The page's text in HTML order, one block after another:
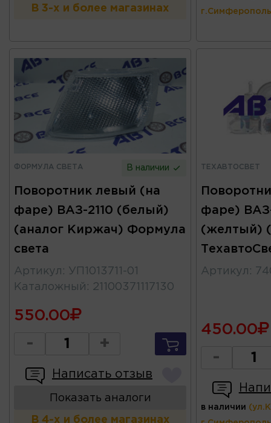
В 3-х и более магазинах
ФОРМУЛА СВЕТА В наличии
Поворотник левый (на
фаре) ВАЗ-2110 (белый)
(аналог Киржач) Формула
света
Артикул : УП1013711-01
Каталожный : 21100371117130
550.00
- +
Написать отзыв
Показать аналоги
В 4-х и более магазинах
ТЕХАВТОСВЕТ
фаре) ВАЗ-
(желтый)
Артикул :
450.00
-
в наличии